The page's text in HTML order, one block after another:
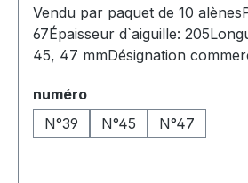
Vendu par paquet de 10
67Épaisseur d`aiguille:
45, 47 mmDésignation
39.205. 67 G 1, 8001 NO. 39, 39
RAPID AWL
Sélectionnez
numéro
N°39
N°45 N°47